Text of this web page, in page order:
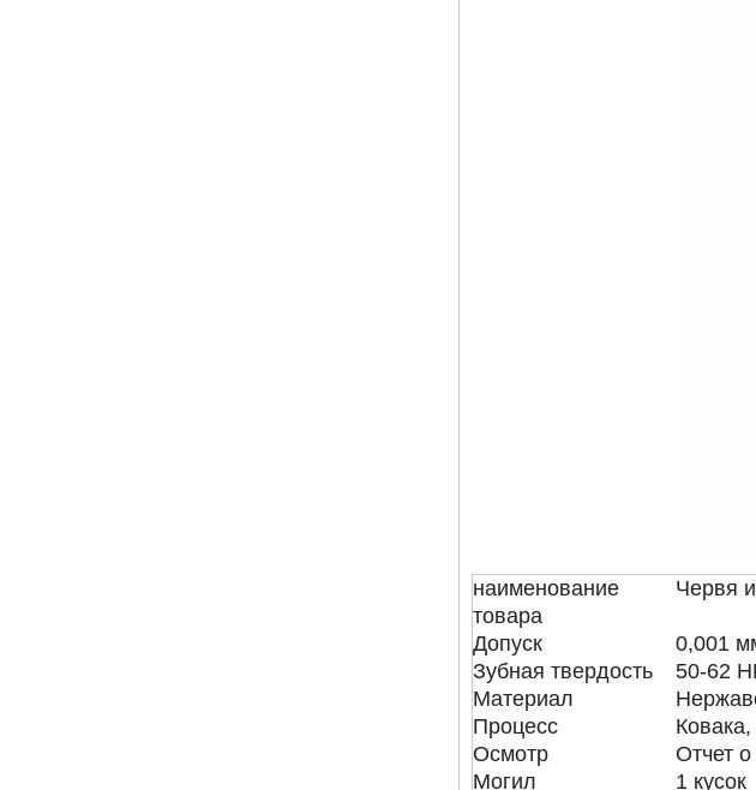
наименование
товара
Червя
Допуск
0,001
Зубная твердость
50-62
Материал
Процесс
Осмотр
Отчет
Могил
1 кусок